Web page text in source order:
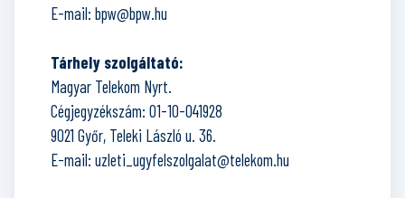
E-mail: bpw@bpw.hu
Tárhely szolgáltató:
Magyar Telekom Nyrt.
Cégjegyzékszám: 01-10-041928
9021 Győr, Teleki László u. 36.
E-mail: uzleti_ugyfelszolgalat@telekom.hu